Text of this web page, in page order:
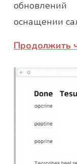
оснащении
Продолжить